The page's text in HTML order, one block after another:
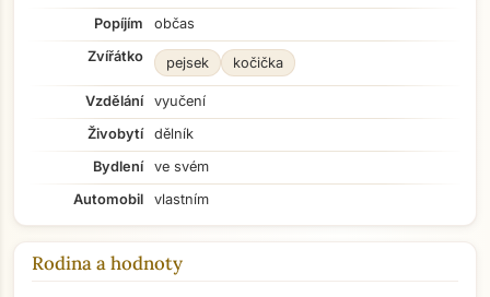
Popíjím
občas
Zvířátko
pejsek kočička
Vzdělání
vyučení
Živobytí
dělník
Bydlení
ve svém
Automobil
vlastním
Rodina a hodnoty